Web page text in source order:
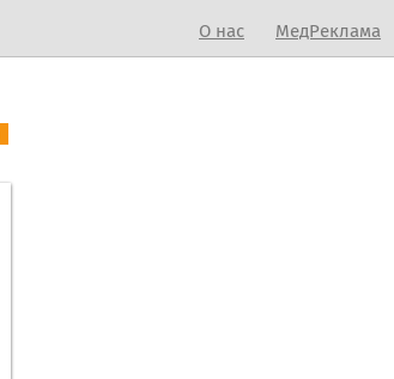
О нас МедРеклама